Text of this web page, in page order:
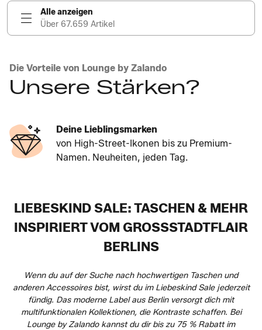
Alle anzeigen
Über 67.659 Artikel
Die Vorteile von Lounge by Zalando
Unsere Stärken?
Deine Lieblingsmarken
von High-Street-Ikonen bis zu Premium-
Namen. Neuheiten, jeden Tag.
LIEBESKIND SALE: TASCHEN & MEHR
INSPIRIERT VOM GROSSSTADTFLAIR B
ERLINS
Wenn du auf der Suche nach hochwertigen Taschen und
anderen Accessoires bist, wirst du im Liebeskind Sale jederzeit
fündig. Das moderne Label aus Berlin versorgt dich mit
multifunktionalen Kollektionen, die Kontraste schaffen. Bei
Lounge by Zalando kannst du dir bis zu 75 % Rabatt im